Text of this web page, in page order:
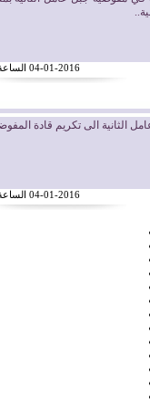
04-01-2016 الساعة 10:31
الثانية الى تكريم قادة
04-01-2016 الساعة 10:29